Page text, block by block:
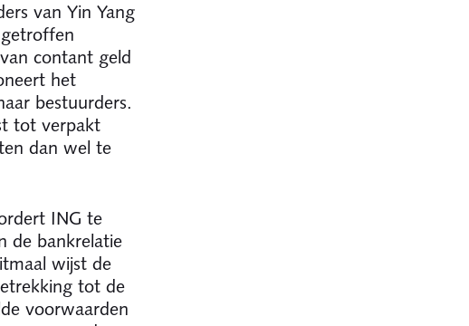
van Yin Yang
contant geld
het
bestuurders.
tot verpakt
dan wel te
ING te
de bankrelatie
wijst de
tot de
voorwaarden